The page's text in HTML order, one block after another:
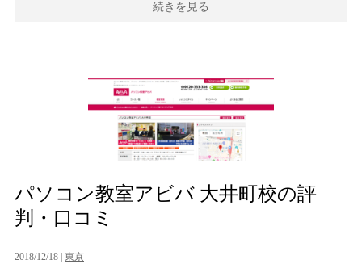
続きを見る
パソコン教室アビバ 大井町校の評
判・口コミ
2018/12/18 | 東京